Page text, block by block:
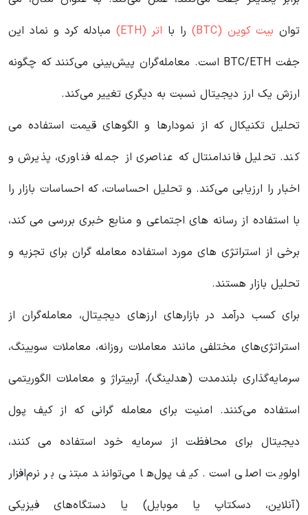
توان بیت کوین (BTC) را با اتر (ETH)
مبادله کرد و نماد این
جفت BTC/ETH است. معامله‌گران پیش‌بینی می‌کنند که چگونه
ارزش یک ارز دیجیتال نسبت به دیگری تغییر می‌کند.
تحلیل تکنیکال که از نمودارها و الگوهای قیمت استفاده می
کند. تحلیل فاندامنتال که عناصری از جمله فناوری، پذیرش و
اخبار را ارزیابی می‌کند. و تحلیل احساسات، که احساسات بازار را
با استفاده از رسانه های اجتماعی و منابع خبری بررسی می کند،
برخی از استراتژی های مورد استفاده معامله گران برای تجزیه و
تحلیل بازار هستند.
برای کسب درآمد در بازارهای ارزهای دیجیتال، معامله‌گران از
استراتژی‌های مختلفی مانند معاملات روزانه، معاملات سویینگ،
سرمایه‌گذاری بلندمدت (هدلینگ)، آربیتراژ و معاملات الگوریتمی
استفاده می‌کنند. امنیت برای معامله گرانی که از کیف پول
دیجیتال برای محافظت از سرمایه خود استفاده می کنند،
اولویت اصلی است. کیف پول‌ها می‌توانند مبتنی بر نرم‌افزار
(آنلاین، دسکتاپ یا موبایل) یا دستگاه‌های فیزیکی